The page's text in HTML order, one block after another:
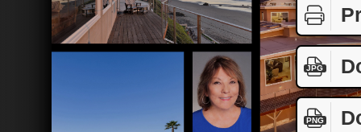
JPG
PNG